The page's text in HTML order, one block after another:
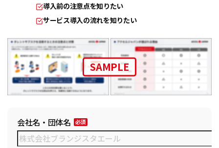
導入前の注意点を知りたい
サービス導入の流れを知りたい
SAMPLE
会社名・団体名